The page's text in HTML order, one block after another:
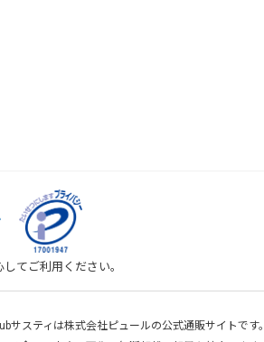
てご利用ください。
サスティは株式会社ピュールの公式通販サイトです。